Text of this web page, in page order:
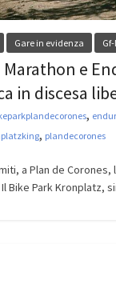
Gare in evidenza
e
in discesa
,
, plandecorones
a Plan de Corones,
Bike Park Kronplatz,